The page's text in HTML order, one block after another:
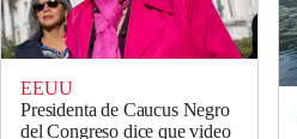
EEUU
Presidenta de Caucus Negro
del Congreso dice que video